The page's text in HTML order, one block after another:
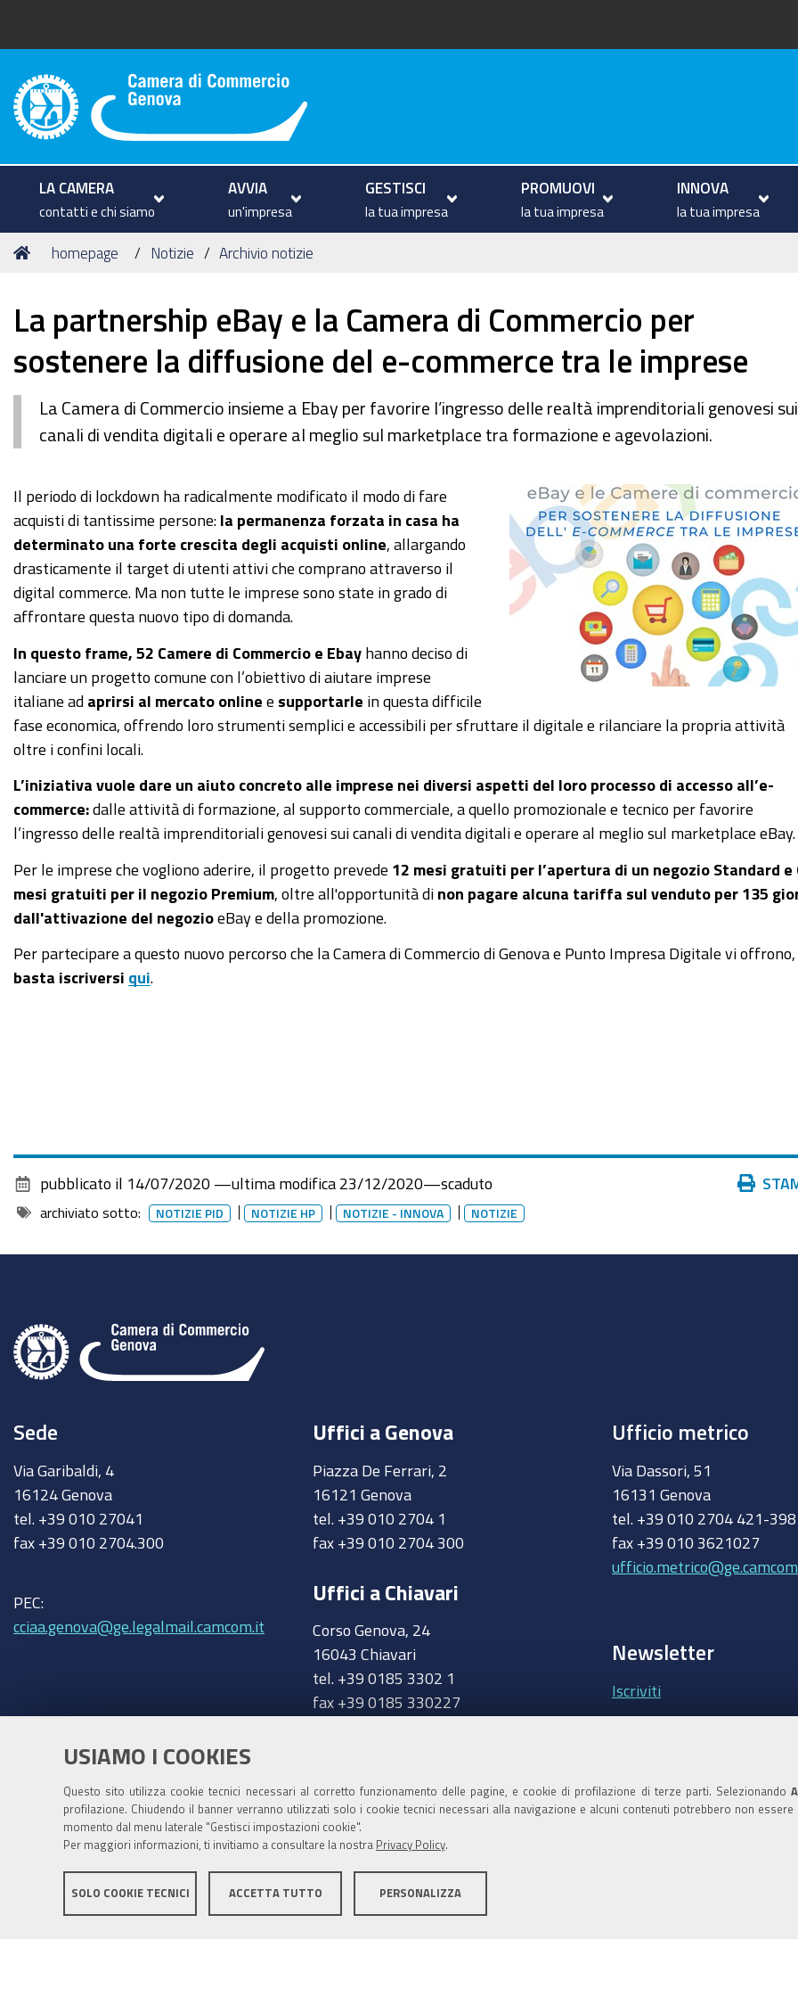
USIAMO I COOKIES
Questo sito utilizza cookie tecnici necessari al corretto funzionamento delle pagine, e cookie di profilazione di terze parti. Selezionando
profilazione. Chiudendo il banner verranno utilizzati solo i cookie tecnici necessari alla navigazione e alcuni contenuti potrebbero non
momento dal menu laterale "Gestisci impostazioni cookie".
Per maggiori informazioni, ti invitiamo a consultare la nostra Privacy Policy
SOLO COOKIE TECNICI ACCETTA TUTTO PERSONALIZZA
Camera di Commercio di Genova
LA CAMERA
contatti e chi siamo
AVVIA
un'impresa
GESTISCI
la tua impresa
PROMUOVI
la tua impresa
INNOVA
la tua impresa
Tu
Home
homepage Notizie Archivio notizie
La partnership eBay e la Camera di Commercio per
sostenere la diffusione del e-commerce tra le imprese
La Camera di Commercio insieme a Ebay per favorire l’ingresso delle realtà imprenditoriali genovesi sui
canali di vendita digitali e operare al meglio sul marketplace tra formazione e agevolazioni.
Il periodo di lockdown ha radicalmente modificato il modo di fare
acquisti di tantissime persone: la permanenza forzata in casa ha
determinato una forte crescita degli acquisti online , allargando
drasticamente il target di utenti attivi che comprano attraverso il
digital commerce. Ma non tutte le imprese sono state in grado di
affrontare questa nuovo tipo di domanda.
In questo frame, 52 Camere di Commercio e Ebay hanno deciso di
lanciare un progetto comune con l’obiettivo di aiutare imprese
italiane ad aprirsi al mercato online e supportarle in questa difficile
fase economica, offrendo loro strumenti semplici e accessibili per sfruttare il digitale e rilanciare la propria attività
oltre i confini locali.
L’iniziativa vuole dare un aiuto concreto alle imprese nei diversi aspetti del loro processo di accesso all’e-
commerce: dalle attività di formazione, al supporto commerciale, a quello promozionale e tecnico per favorire
l’ingresso delle realtà imprenditoriali genovesi sui canali di vendita digitali e operare al meglio sul marketplace eBay.
Per le imprese che vogliono aderire, il progetto prevede 12 mesi gratuiti per l’apertura di un negozio Standard e
mesi gratuiti per il negozio Premium , oltre all'opportunità di non pagare alcuna tariffa sul venduto per 135
dall'attivazione del negozio eBay e della promozione.
Per partecipare a questo nuovo percorso che la Camera di Commercio di Genova e Punto Impresa Digitale vi offrono,
basta iscriversi qui
Azioni
pubblicato il 14/07/2020 —ultima modifica 23/12/2020—scaduto
archiviato sotto: NOTIZIE PID NOTIZIE HP NOTIZIE - INNOVA NOTIZIE
Sede
Via Garibaldi, 4
16124 Genova
tel. +39 010 27041
fax +39 010 2704.300
PEC:
cciaa.genova@ge.legalmail.camcom.it
Uffici a Genova
Piazza De Ferrari, 2
16121 Genova
tel. +39 010 2704 1
fax +39 010 2704 300
Uffici a Chiavari
Corso Genova, 24
16043 Chiavari
tel. +39 0185 3302 1
fax +39 0185 330227
Ufficio metrico
Via Dassori, 51
16131 Genova
tel. +39 010 2704 421-398
fax +39 010 3621027
Newsletter
Iscriviti